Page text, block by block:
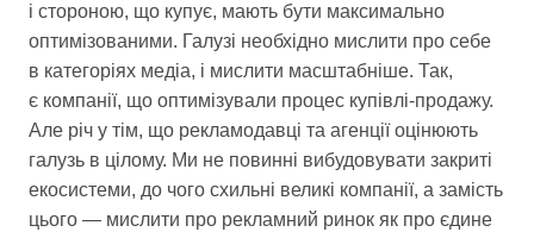
і стороною, що купує, мають бути максимально
оптимізованими. Галузі необхідно мислити про себе
в категоріях медіа, і мислити масштабніше. Так,
є компанії, що оптимізували процес купівлі-продажу.
Але річ у тім, що рекламодавці та агенції оцінюють
галузь в цілому. Ми не повинні вибудовувати закриті
екосистеми, до чого схильні великі компанії, а замість
цього — мислити про рекламний ринок як про єдине